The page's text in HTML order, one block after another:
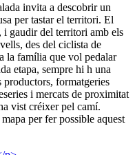
invita a descobrir un
per tastar el territori. El
i gaudir del territori amb els
des del ciclista de
la família que vol pedalar
etapa, sempre hi h una
productors, formatgeries
i mercats de proximitat
vist créixer pel camí.
per fer possible aquest